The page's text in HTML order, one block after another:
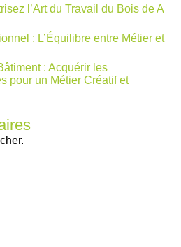
l’Art du Travail du Bois de A
: L’Équilibre entre Métier et
: Acquérir les
pour un Métier Créatif et